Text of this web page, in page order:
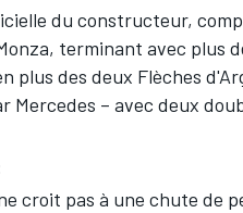
du constructeur,
terminant avec plus
plus des deux Flèches
Mercedes – avec deux
croit pas à une chute de